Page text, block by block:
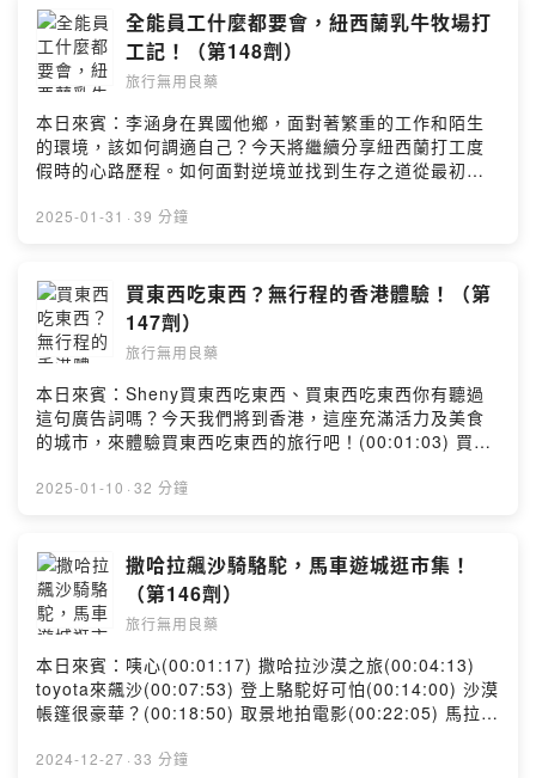
若你喜歡節目，歡迎留言給我們更多動力！並與你的親朋
好友們大力分享吧！
=============================搜尋IG、官網看看
更多旅遊計劃！IG: @travelingdrugg 旅行無用良藥網
站：https://travelingdrug.com聯絡信箱：
travelingdrug@gmail.comPowered by Firstory
Hosting
全能員工什麼都要會，紐西蘭乳牛牧場打
工記！（第148劑）
旅行無用良藥
本日來賓：李涵身在異國他鄉，面對著繁重的工作和陌生
的環境，該如何調適自己？今天將繼續分享紐西蘭打工度
假時的心路歷程。如何面對逆境並找到生存之道從最初的
(00:05:00) 失業壓力好大(00:09:52) 乳牛牧場工作內容
檔車(00:31:20) 農場維修工來啦(00:34:00) 人生跑馬燈每
天都在轉身穿厚重的防水衣，站在一片綠油油的牧場上，
四周環繞著成群的牛隻。這不是電影場景，而是在紐西蘭
打工度假的日常！準備好感受一下農村的純樸與工作的挑
戰了嗎？讓我們一起探索這個美麗的國度吧！留言告訴我
你對這一集的想法：
https://open.firstory.me/user/ckibcaue0yxe80898137
4o6ir/comments=============================
若你喜歡節目，歡迎留言給我們更多動力！並與你的親朋
更多旅遊計劃！IG: @travelingdrugg 旅行無用良藥網
站：https://travelingdrug.com聯絡信箱：
travelingdrug@gmail.comPowered by Firstory
Hosting
2025-01-31 · 39 分鐘
買東西吃東西？無行程的香港體驗！（第
147劑）
旅行無用良藥
本日來賓：Sheny買東西吃東西、買東西吃東西你有聽過
這句廣告詞嗎？今天我們將到香港，這座充滿活力及美食
的城市，來體驗買東西吃東西的旅行吧！(00:01:03) 買東
港迪士尼在地特色(00:20:17) 無人機與港景飯店
https://open.firstory.me/user/ckibcaue0yxe80898137
4o6ir/comments=============================
若你喜歡節目，歡迎留言給我們更多動力！並與你的親朋
好友們大力分享吧！
=============================搜尋IG、官網看看
更多旅遊計劃！IG: @travelingdrugg 旅行無用良藥網
站：https://travelingdrug.com聯絡信箱：
travelingdrug@gmail.comPowered by Firstory
Hosting
2025-01-10 · 32 分鐘
撒哈拉飆沙騎駱駝，馬車遊城逛市集！
（第146劑）
旅行無用良藥
本日來賓：咦心(00:01:17) 撒哈拉沙漠之旅(00:04:13)
toyota來飆沙(00:07:53) 登上駱駝好可怕(00:14:00) 沙漠
帳篷很豪華？(00:18:50) 取景地拍電影(00:22:05) 馬拉喀
意事項留言告訴我你對這一集的想法：
2024-12-27 · 33 分鐘